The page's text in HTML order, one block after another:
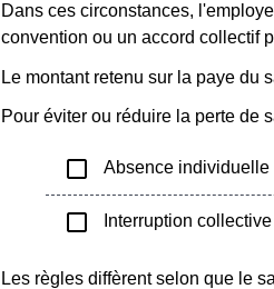
Dans ces circonstances,
convention ou un accord collectif
Le montant retenu sur la paye du
Pour éviter ou réduire la perte de
check_box_outline_blank Absence individuelle
check_box_outline_blank Interruption collective
Les règles diffèrent selon que le